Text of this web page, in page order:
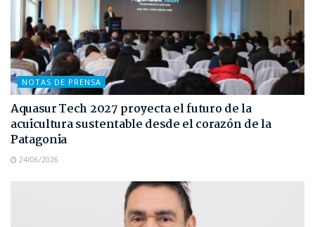
NOTAS DE PRENSA
Aquasur Tech 2027 proyecta el futuro de la
acuicultura sustentable desde el corazón de la
Patagonia
24/06/2026